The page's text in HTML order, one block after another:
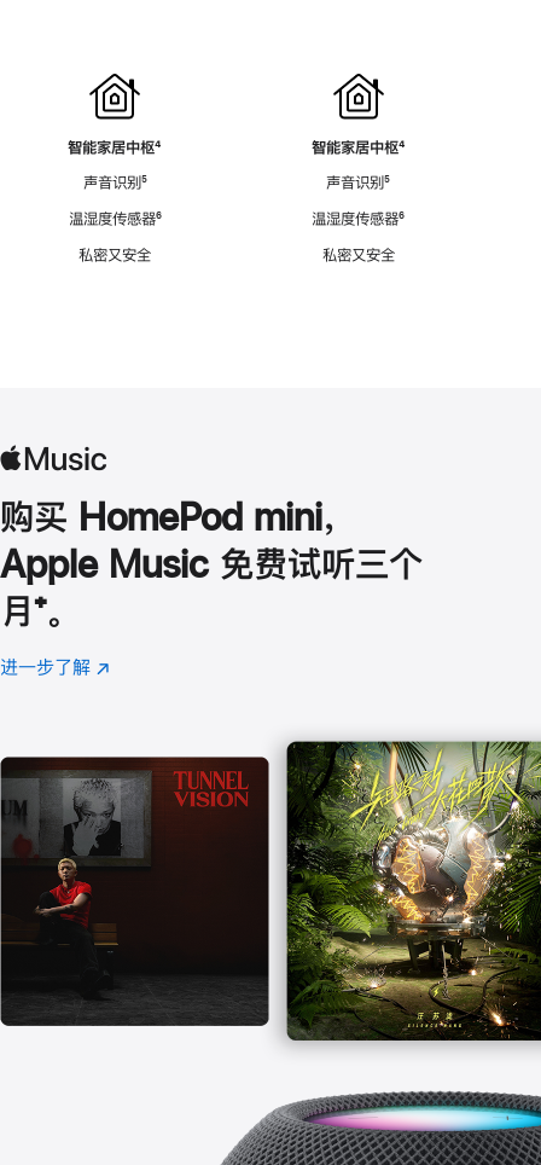
智能家居中枢脚
⁴
声音识别脚
⁵
温湿度传感器脚
⁶
私密又安全
智能家居中枢脚
⁴
声音识别脚
⁵
温湿度传感器脚
⁶
私密又安全
购买 HomePod mini，
Apple Music 免费试听三个
月 脚
注
⁺。
进一步了解 Apple
(在
口
中
打
开)